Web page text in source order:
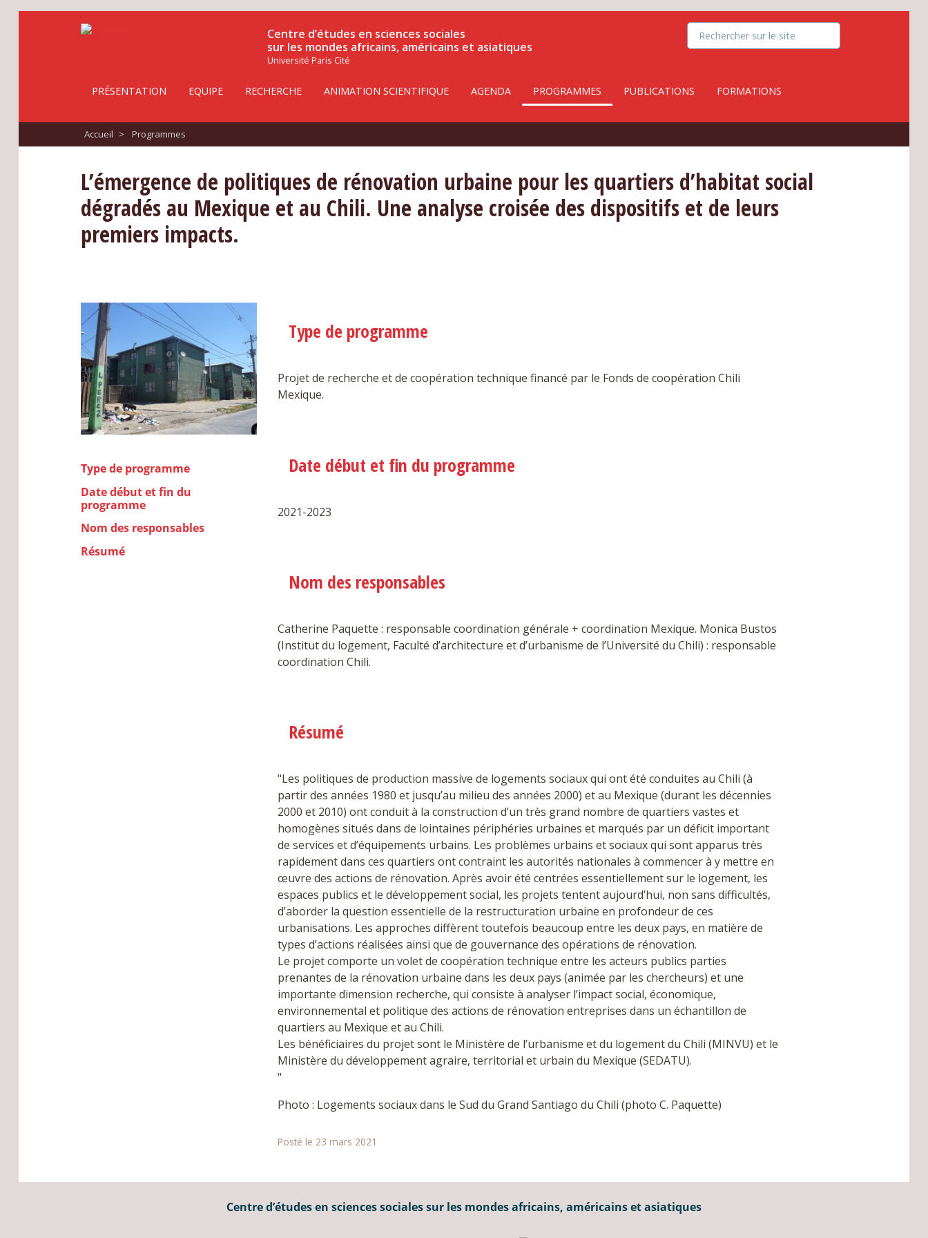
Centre d’études en sciences sociales
sur les mondes africains, américains et asiatiques
Université Paris Cité
PRÉSENTATION EQUIPE RECHERCHE ANIMATION SCIENTIFIQUE AGENDA PROGRAMMES PUBLICATIONS FORMATIONS
Accueil > Programmes
L’émergence de politiques de rénovation urbaine pour les quartiers d’habitat social
dégradés au Mexique et au Chili. Une analyse croisée des dispositifs et de leurs
premiers impacts.
Type de programme
Date début et fin du
programme
Nom des responsables
Résumé
Type de programme
Projet de recherche et de coopération technique financé par le Fonds de coopération Chili
Mexique.
Date début et fin du programme
2021-2023
Nom des responsables
Catherine Paquette : responsable coordination générale + coordination Mexique. Monica Bustos
(Institut du logement, Faculté d’architecture et d’urbanisme de l’Université du Chili) : responsable
coordination Chili.
Résumé
"Les politiques de production massive de logements sociaux qui ont été conduites au Chili (à
partir des années 1980 et jusqu’au milieu des années 2000) et au Mexique (durant les décennies
2000 et 2010) ont conduit à la construction d’un très grand nombre de quartiers vastes et
homogènes situés dans de lointaines périphéries urbaines et marqués par un déficit important
de services et d’équipements urbains. Les problèmes urbains et sociaux qui sont apparus très
rapidement dans ces quartiers ont contraint les autorités nationales à commencer à y mettre en
œuvre des actions de rénovation. Après avoir été centrées essentiellement sur le logement, les
espaces publics et le développement social, les projets tentent aujourd’hui, non sans difficultés,
d’aborder la question essentielle de la restructuration urbaine en profondeur de ces
urbanisations. Les approches diffèrent toutefois beaucoup entre les deux pays, en matière de
types d’actions réalisées ainsi que de gouvernance des opérations de rénovation.
Le projet comporte un volet de coopération technique entre les acteurs publics parties
prenantes de la rénovation urbaine dans les deux pays (animée par les chercheurs) et une
importante dimension recherche, qui consiste à analyser l’impact social, économique,
environnemental et politique des actions de rénovation entreprises dans un échantillon de
quartiers au Mexique et au Chili.
Les bénéficiaires du projet sont le Ministère de l’urbanisme et du logement du Chili (MINVU) et le
Ministère du développement agraire, territorial et urbain du Mexique (SEDATU).
"
Photo : Logements sociaux dans le Sud du Grand Santiago du Chili (photo C. Paquette)
Posté le 23 mars 2021
Centre d’études en sciences sociales sur les mondes africains, américains et asiatiques